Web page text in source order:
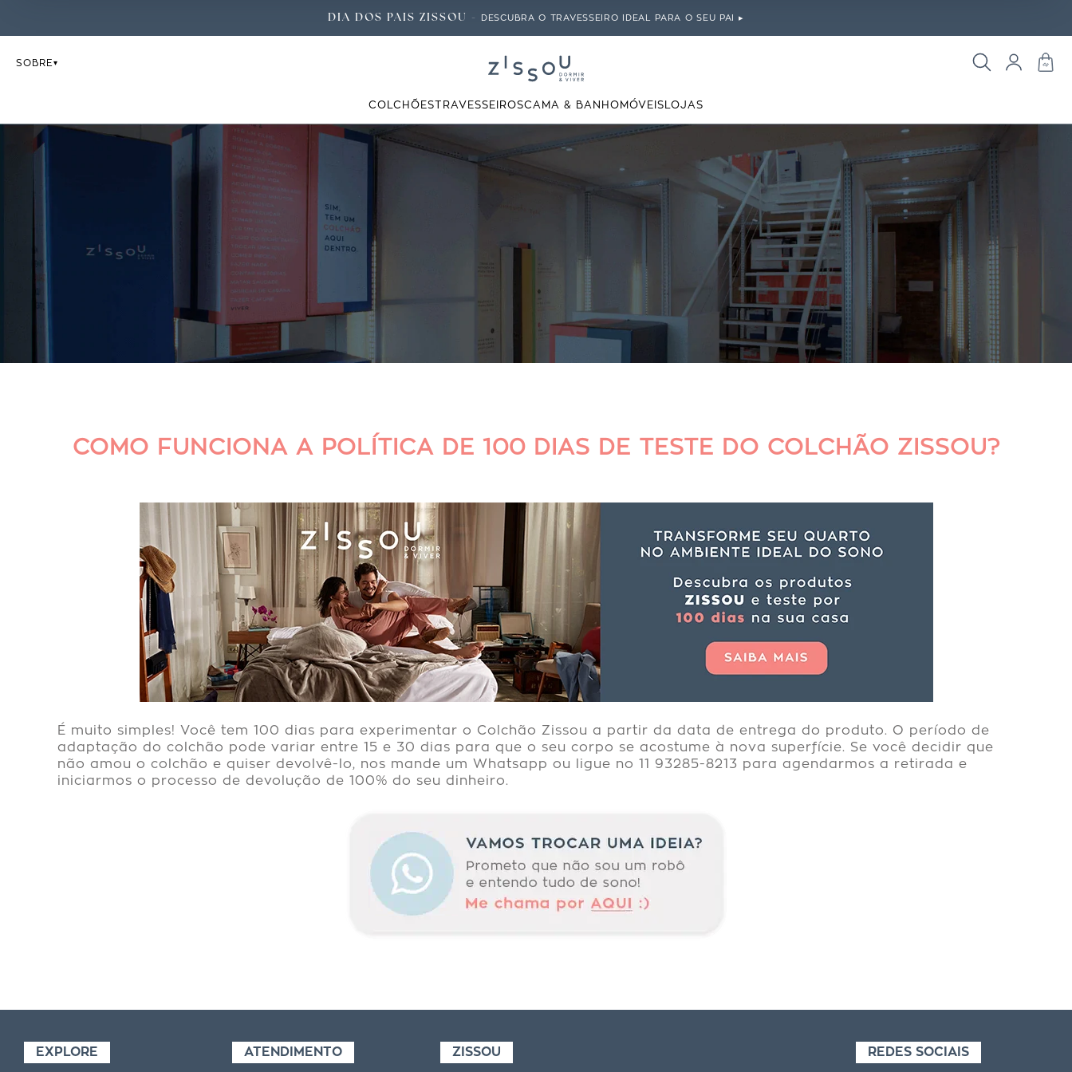
DIA DOS PAIS ZISSOU - DESCUBRA O TRAVESSEIRO IDEAL PARA O SEU PAI ▸
SOBRE
COLCHÕES TRAVESSEIROSCAMA & BANHO MÓVEIS LOJAS
COMO FUNCIONA A POLÍTICA DE 100 DIAS DE TESTE DO COLCHÃO ZISSOU?
É muito simples! Você tem 100 dias para experimentar o Colchão Zissou a partir da data de entrega do produto. O período de
adaptação do colchão pode variar entre 15 e 30 dias para que o seu corpo se acostume à nova superfície. Se você decidir que
não amou o colchão e quiser devolvê-lo, nos mande um Whatsapp ou ligue no 11 93285-8213 para agendarmos a retirada e
iniciarmos o processo de devolução de 100% do seu dinheiro.
EXPLORE ATENDIMENTO ZISSOU REDES SOCIAIS